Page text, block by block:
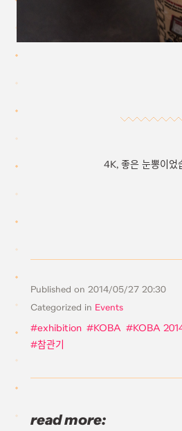
4K, 좋은 눈뽕이었
Published on 2014/05/27 20:30
Categorized in Events
exhibition KOBA KOBA
참관기
read more: